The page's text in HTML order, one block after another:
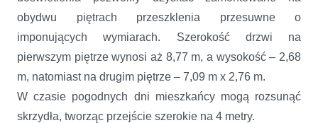
obydwu piętrach przeszklenia przesuwne o
imponujących wymiarach. Szerokość drzwi na
pierwszym piętrze wynosi aż 8,77 m, a wysokość – 2,68
m, natomiast na drugim piętrze – 7,09 m x 2,76 m.
W czasie pogodnych dni mieszkańcy mogą rozsunąć
skrzydła, tworząc przejście szerokie na 4 metry.